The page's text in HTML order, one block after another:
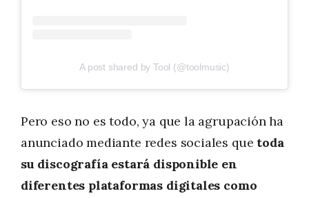
A post shared by Tool (@toolmusic)
Pero eso no es todo, ya que la agrupación ha
anunciado mediante redes sociales que toda
su discografía estará disponible en
diferentes plataformas digitales como